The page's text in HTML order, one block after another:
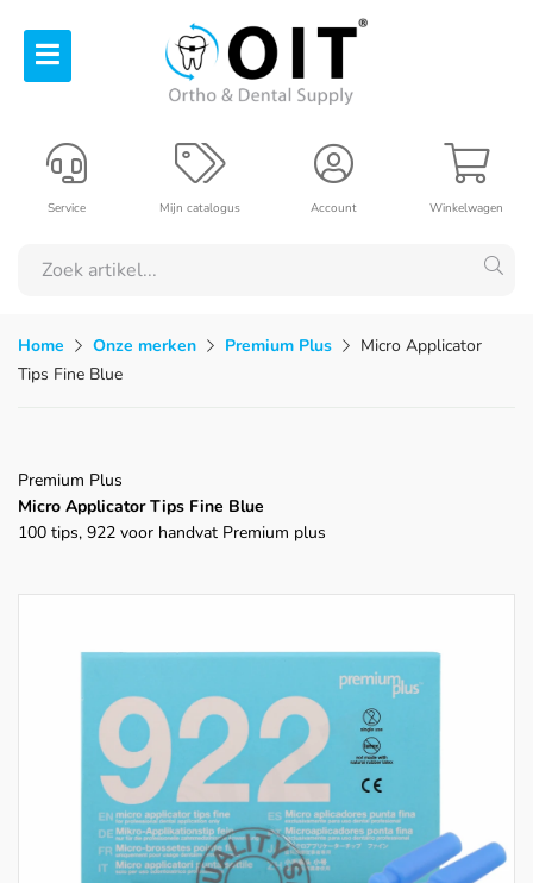
Winkelwagen
Account
Mijn catalogus
Service
Home Onze merken Premium Plus
Micro Applicator
Tips Fine Blue
Premium Plus
Micro Applicator Tips Fine Blue
100 tips, 922 voor handvat Premium plus